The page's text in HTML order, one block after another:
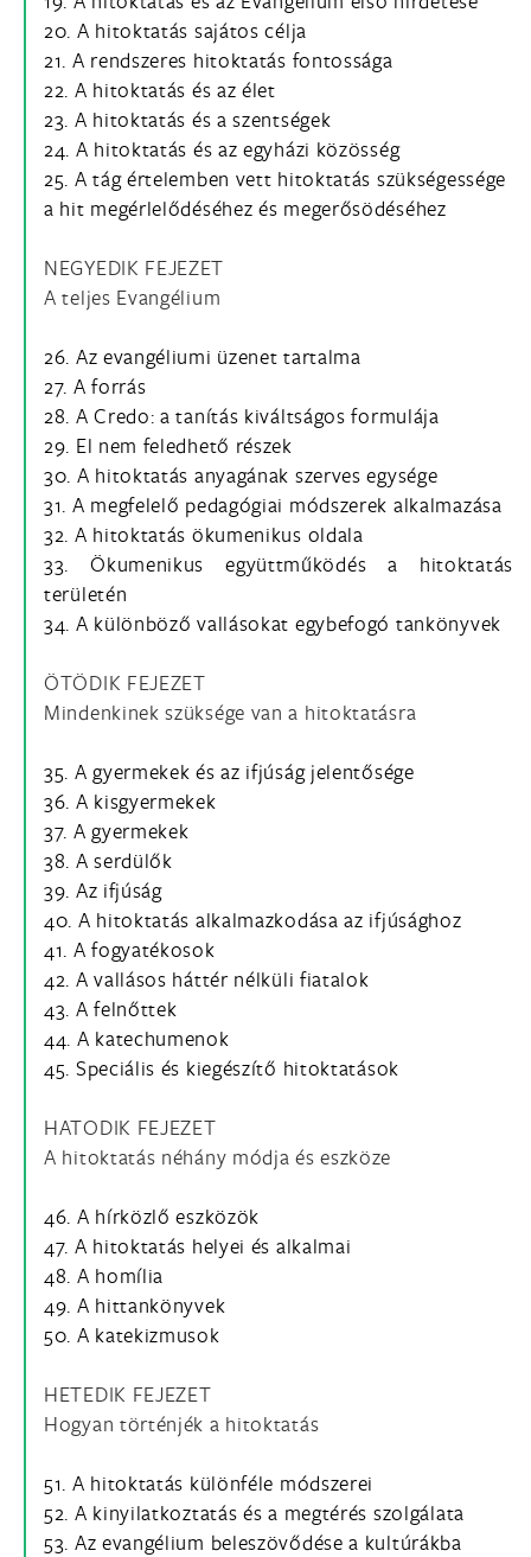
20. A hitoktatás sajátos célja
21. A rendszeres hitoktatás fontossága
22. A hitoktatás és az élet
23. A hitoktatás és a szentségek
24. A hitoktatás és az egyházi közösség
25. A tág értelemben vett hitoktatás szükségessége
a hit megérlelődéséhez és megerősödéséhez
NEGYEDIK FEJEZET
A teljes Evangélium
26. Az evangéliumi üzenet tartalma
27. A forrás
28. A Credo: a tanítás kiváltságos formulája
29. El nem feledhető részek
30. A hitoktatás anyagának szerves egysége
31. A megfelelő pedagógiai módszerek alkalmazása
32. A hitoktatás ökumenikus oldala
33. Ökumenikus együttműködés a hitoktatás
területén
34. A különböző vallásokat egybefogó tankönyvek
ÖTÖDIK FEJEZET
Mindenkinek szüksége van a hitoktatásra
35. A gyermekek és az ifjúság jelentősége
36. A kisgyermekek
37. A gyermekek
38. A serdülők
39. Az ifjúság
40. A hitoktatás alkalmazkodása az ifjúsághoz
41. A fogyatékosok
42. A vallásos háttér nélküli fiatalok
43. A felnőttek
44. A katechumenok
45. Speciális és kiegészítő hitoktatások
HATODIK FEJEZET
A hitoktatás néhány módja és eszköze
46. A hírközlő eszközök
47. A hitoktatás helyei és alkalmai
48. A homília
49. A hittankönyvek
50. A katekizmusok
HETEDIK FEJEZET
Hogyan történjék a hitoktatás
51. A hitoktatás különféle módszerei
52. A kinyilatkoztatás és a megtérés szolgálata
53. Az evangélium beleszövődése a kultúrákba